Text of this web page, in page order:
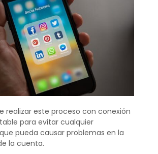
realizar este proceso con conexión
para evitar cualquier
pueda causar problemas en la
la cuenta.